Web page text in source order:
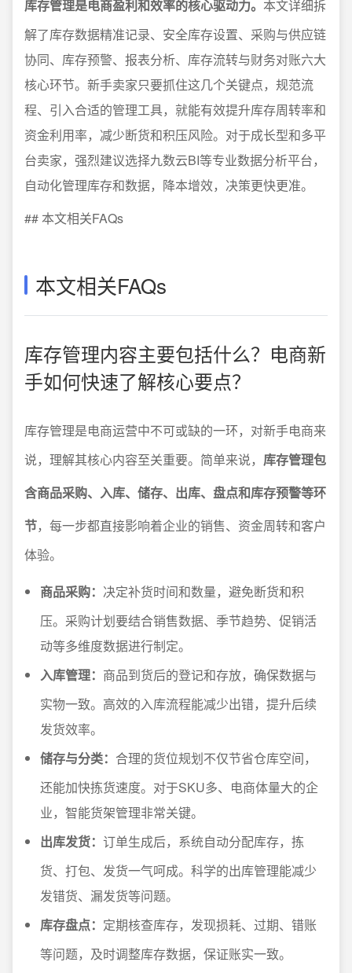
库存管理是电商盈利和效率的核心驱动力。 本文详细拆
解了库存数据精准记录、安全库存设置、采购与供应链
协同、库存预警、报表分析、库存流转与财务对账六大
核心环节。新手卖家只要抓住这几个关键点，规范流
程、引入合适的管理工具，就能有效提升库存周转率和
资金利用率，减少断货和积压风险。对于成长型和多平
台卖家，强烈建议选择九数云BI等专业数据分析平台，
自动化管理库存和数据，降本增效，决策更快更准。
## 本文相关FAQs
本文相关FAQs
库存管理内容主要包括什么？电商新
手如何快速了解核心要点？
库存管理是电商运营中不可或缺的一环，对新手电商来
说，理解其核心内容至关重要。简单来说， 库存管理包
含商品采购、入库、储存、出库、盘点和库存预警等环
节，每一步都直接影响着企业的销售、资金周转和客户
体验。
商品采购： 决定补货时间和数量，避免断货和积
压。采购计划要结合销售数据、季节趋势、促销活
动等多维度数据进行制定。
入库管理： 商品到货后的登记和存放，确保数据与
实物一致。高效的入库流程能减少出错，提升后续
发货效率。
储存与分类： 合理的货位规划不仅节省仓库空间，
还能加快拣货速度。对于SKU多、电商体量大的企
业，智能货架管理非常关键。
出库发货： 订单生成后，系统自动分配库存，拣
货、打包、发货一气呵成。科学的出库管理能减少
发错货、漏发货等问题。
库存盘点： 定期核查库存，发现损耗、过期、错账
等问题，及时调整库存数据，保证账实一致。